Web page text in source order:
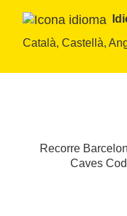
Català, Castellà,
Recorre
Caves